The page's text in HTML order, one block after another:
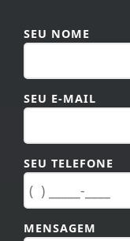
SEU NOME
SEU E-MAIL
SEU TELEFONE
MENSAGEM